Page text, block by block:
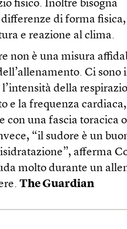
fisico. Inoltre bisogna
di forma fisica,
e reazione al clima.
non è una misura
Ci sono
della
e la frequenza
con una fascia toracica
“il sudore è un
afferma
molto durante un
The Guardian